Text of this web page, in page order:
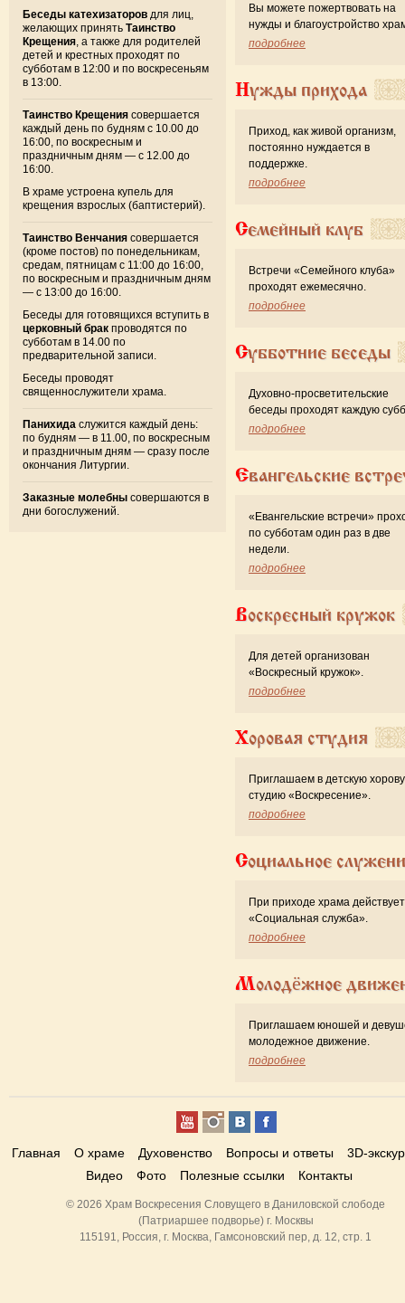
Беседы катехизаторов для лиц,
желающих принять Таинство
Крещения , а также для родителей
детей и крестных проходят по
субботам в 12:00 и по воскресеньям
в 13:00.
Таинство Крещения совершается
каждый день по будням с 10.00 до
16:00, по воскресным и
праздничным дням — с 12.00 до
16:00.
В храме устроена купель для
крещения взрослых (баптистерий).
Таинство Венчания совершается
(кроме постов) по понедельникам,
средам, пятницам с 11:00 до 16:00,
по воскресным и праздничным дням
— с 13:00 до 16:00.
Беседы для готовящихся вступить в
церковный брак проводятся по
субботам в 14.00 по
предварительной записи.
Беседы проводят
священнослужители храма.
Панихида служится каждый день:
по будням — в 11.00, по воскресным
и праздничным дням — сразу после
окончания Литургии.
Заказные молебны совершаются в
дни богослужений.
Вы можете пожертвовать на
нужды и благоустройство
подробнее
Нужды прихода
Приход, как живой организм,
постоянно нуждается в
поддержке.
подробнее
Семейный клуб
Встречи «Семейного клуба»
проходят ежемесячно.
подробнее
Субботние беседы
Духовно-просветительские
беседы проходят каждую
подробнее
Евангельские
«Евангельские встречи»
по субботам один раз в две
недели.
подробнее
Воскресный кружок
Для детей организован
«Воскресный кружок».
подробнее
Хоровая студия
Приглашаем в детскую
студию «Воскресение».
подробнее
Социальное
При приходе храма действует
«Cоциальная служба».
подробнее
Молодёжное
Приглашаем юношей и
молодежное движение.
подробнее
Главная О храме Духовенство Вопросы и ответы
3D-
Видео
Фото Полезные ссылки Контакты
© 2026 Храм Воскресения Словущего в Даниловской слободе
(Патриаршее подворье) г. Москвы
115191, Россия, г. Москва, Гамсоновский пер, д. 12, стр. 1